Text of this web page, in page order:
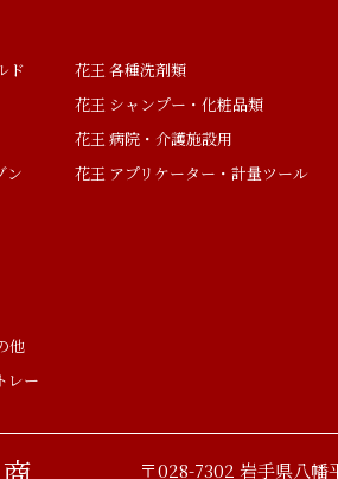
ド
ン
他
レー
花王 各種洗剤類
花王 シャンプー・化粧品類
花王 病院・介護施設用
花王 アプリケーター・計量ツール
〒028-7302 岩手県八幡